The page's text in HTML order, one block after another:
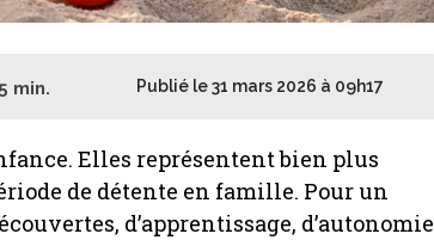
5 min. Publié le 31 mars 2026 à 09h17
Elles représentent bien plus
de détente en famille. Pour un
d’apprentissage, d’autonomie